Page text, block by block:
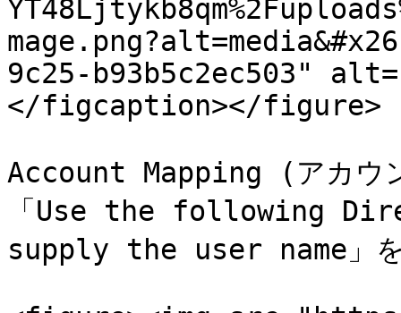
9c25-b93b5c2ec503"
</figcaption></figure>
Account Mapping (アカウ
「Use the following
supply the user name」